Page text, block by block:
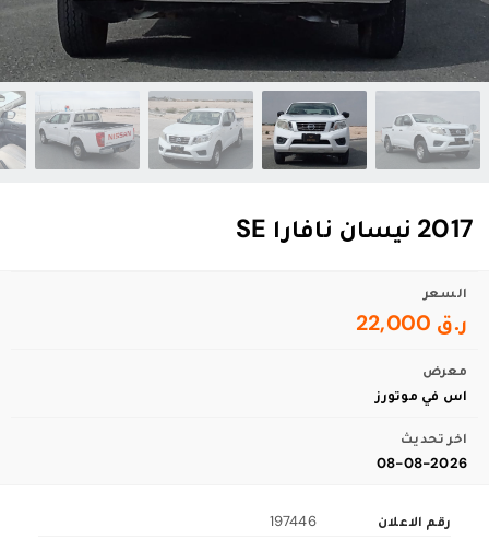
2017 نيسان نافارا SE
السعر
ر.ق 22,000
معرض
اس في موتورز
اخر تحديث
08-08-2026
رقم الاعلان
197446